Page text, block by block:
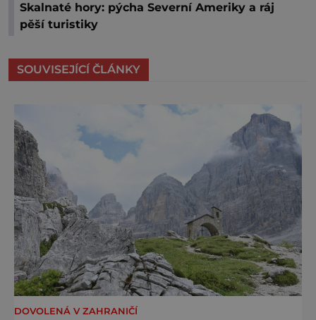
Skalnaté hory: pýcha Severní Ameriky a ráj
pěší turistiky
SOUVISEJÍCÍ ČLÁNKY
DOVOLENÁ V ZAHRANIČÍ